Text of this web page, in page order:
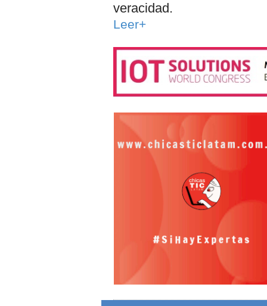
veracidad.
Leer+